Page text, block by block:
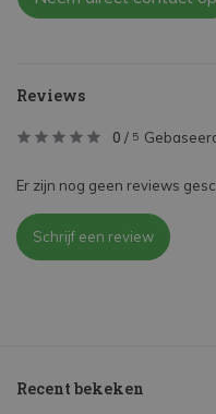
Reviews
0 / 5
Er zijn nog geen reviews
Schrijf een review
Recent bekeken